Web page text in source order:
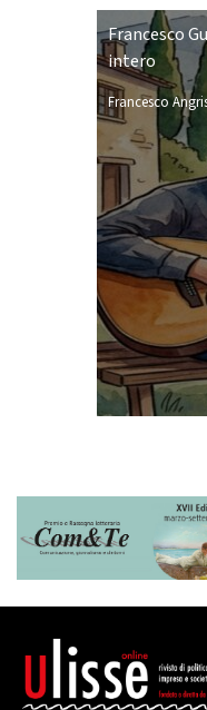
Francesco
intero
Francesco